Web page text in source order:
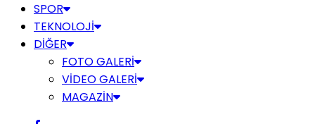
SPOR
TEKNOLOJİ
DİĞER
FOTO GALERİ
VİDEO GALERİ
MAGAZİN